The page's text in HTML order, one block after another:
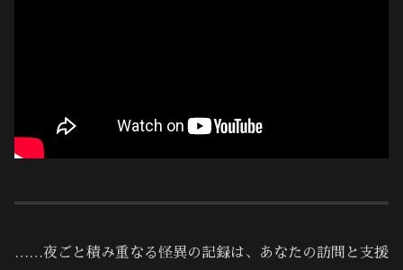
……夜ごと積み重なる怪異の記録は、あなたの訪問と支援